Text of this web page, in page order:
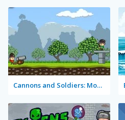
Cannons and Soldiers: Mountain Offense